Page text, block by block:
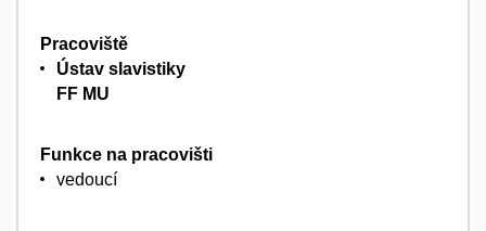
Pracoviště
Ústav slavistiky
FF MU
Funkce na pracovišti
vedoucí